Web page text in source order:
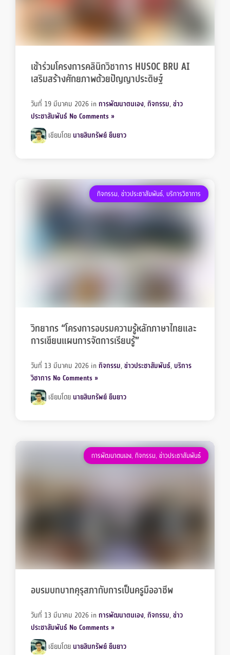
เข้าร่วมโครงการคลินิกวิชาการ HUSOC BRU AI
เสริมสร้างศักยภาพด้วยปัญญาประดิษฐ์
วันที่ 19 มีนาคม 2026 inการพัฒนาตนเอง,กิจกรรม,ข่าว
ประชาสัมพันธ์ No Comments »
เขียนโดย นายสินทรัพย์ ยืนยาว
กิจกรรม, ข่าวประชาสัมพันธ์, บริการวิชาการ
วิทยากร “โครงการอบรมความรู้หลักภาษาไทยและ
การเขียนแผนการจัดการเรียนรู้”
วันที่ 13 มีนาคม 2026 inกิจกรรม,ข่าวประชาสัมพันธ์, บริการ
วิชาการ No Comments »
เขียนโดย นายสินทรัพย์ ยืนยาว
การพัฒนาตนเอง, กิจกรรม, ข่าวประชาสัมพันธ์
อบรมบทบาทคุรุสภากับการเป็นครูมืออาชีพ
วันที่ 13 มีนาคม 2026 inการพัฒนาตนเอง,กิจกรรม,ข่าว
ประชาสัมพันธ์ No Comments »
เขียนโดย นายสินทรัพย์ ยืนยาว
Members Groups